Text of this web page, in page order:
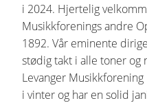
i 2024. Hjertelig
Musikkforenings andre
1892. Vår eminente
stødig takt i alle toner og
Levanger Musikkforening
i vinter og har en solid